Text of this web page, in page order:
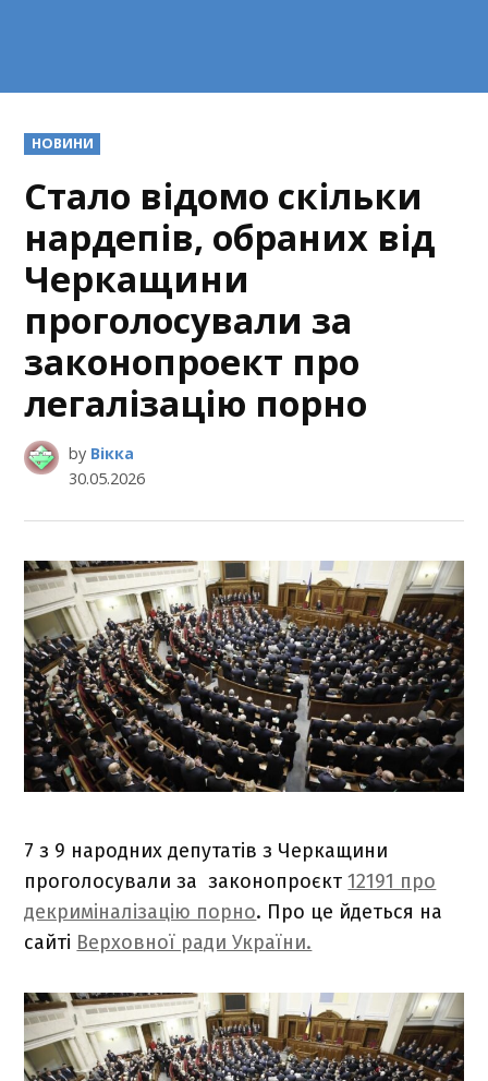
POSTED
IN
НОВИНИ
Стало відомо скільки
нардепів, обраних від
Черкащини
проголосували за
законопроект про
легалізацію порно
by Вікка
30.05.2026
7 з 9 народних депутатів з Черкащини
проголосували за законопроєкт12191 про
декриміналізацію порно. Про це йдеться на
сайті Верховної ради України.